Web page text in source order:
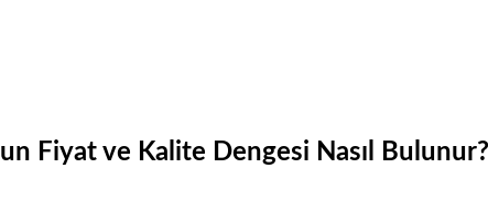
Fiyat ve Kalite Dengesi Nasıl Bulunur?